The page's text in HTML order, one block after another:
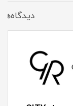
دیدگاه‌ها